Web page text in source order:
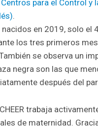
para el Control y
.
nacidos en 2019, solo
los tres primeros
se observa un
negra son las que
después del
trabaja
de maternidad.